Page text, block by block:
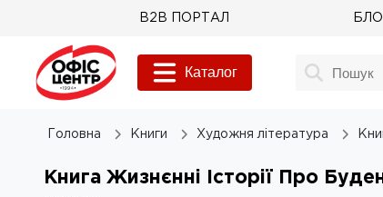
B2B ПОРТАЛ
Каталог
Головна Книги Художня література
Книга Жизнєнні Історії Про